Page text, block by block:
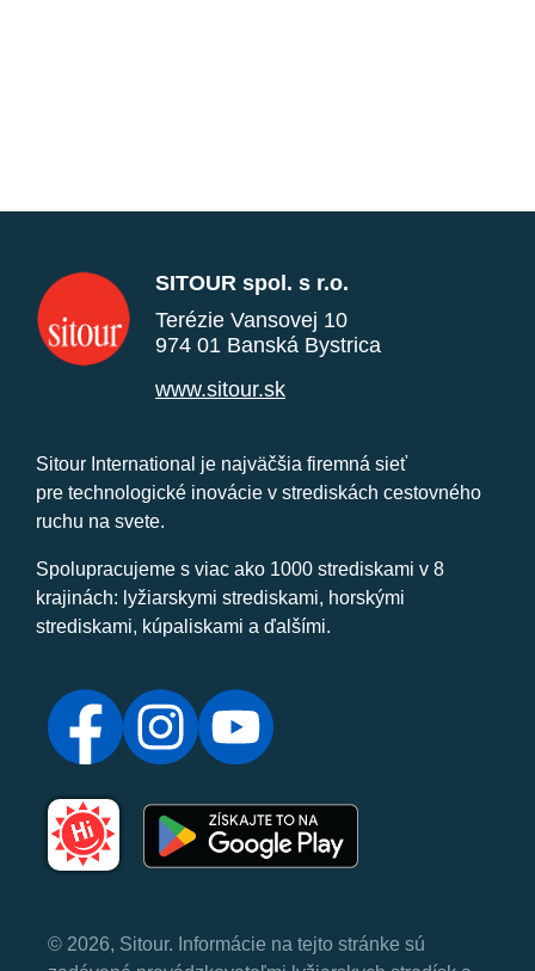
SITOUR spol. s r.o.
Terézie Vansovej 10
974 01 Banská Bystrica
www.sitour.sk
Sitour International je najväčšia firemná sieť
pre technologické inovácie v strediskách cestovného
ruchu na svete.
Spolupracujeme s viac ako 1000 strediskami v 8
krajinách: lyžiarskymi strediskami, horskými
strediskami, kúpaliskami a ďalšími.
© 2026, Sitour. Informácie na tejto stránke sú